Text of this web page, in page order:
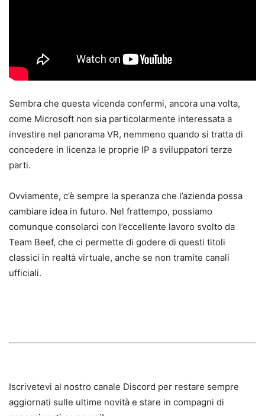
Sembra che questa vicenda confermi, ancora una volta,
come Microsoft non sia particolarmente interessata a
investire nel panorama VR, nemmeno quando si tratta di
concedere in licenza le proprie IP a sviluppatori terze
parti.
Ovviamente, c’è sempre la speranza che l’azienda possa
cambiare idea in futuro. Nel frattempo, possiamo
comunque consolarci con l’eccellente lavoro svolto da
Team Beef, che ci permette di godere di questi titoli
classici in realtà virtuale, anche se non tramite canali
ufficiali.
Iscrivetevi al nostro canale Discord per restare sempre
aggiornati sulle ultime novità e stare in compagni di